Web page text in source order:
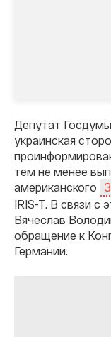
Депутат
украинская
тем не менее
американского
IRIS-T. В связи с
Вячеслав
обращение к
Германии.